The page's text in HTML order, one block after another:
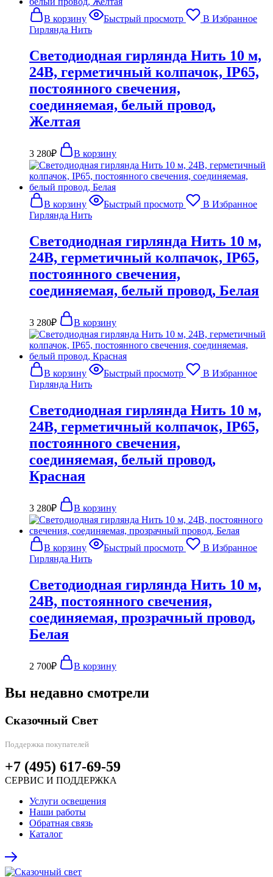
В корзину Быстрый просмотр
В Избранное
Гирлянда Нить
Светодиодная гирлянда Нить 10 м,
24В, герметичный колпачок, IP65,
постоянного свечения,
соединяемая, белый провод,
Желтая
3 280₽ В корзину
В корзину Быстрый просмотр
В Избранное
Гирлянда Нить
Светодиодная гирлянда Нить 10 м,
24В, герметичный колпачок, IP65,
постоянного свечения,
соединяемая, белый провод, Белая
3 280₽ В корзину
В корзину Быстрый просмотр
В Избранное
Гирлянда Нить
Светодиодная гирлянда Нить 10 м,
24В, герметичный колпачок, IP65,
постоянного свечения,
соединяемая, белый провод,
Красная
3 280₽ В корзину
В корзину Быстрый просмотр
В Избранное
Гирлянда Нить
Светодиодная гирлянда Нить 10 м,
24В, постоянного свечения,
соединяемая, прозрачный провод,
Белая
2 700₽ В корзину
Вы недавно смотрели
Сказочный Свет
Поддержка покупателей
+7 (495) 617-69-59
СЕРВИС И ПОДДЕРЖКА
Услуги освещения
Наши работы
Обратная связь
Каталог